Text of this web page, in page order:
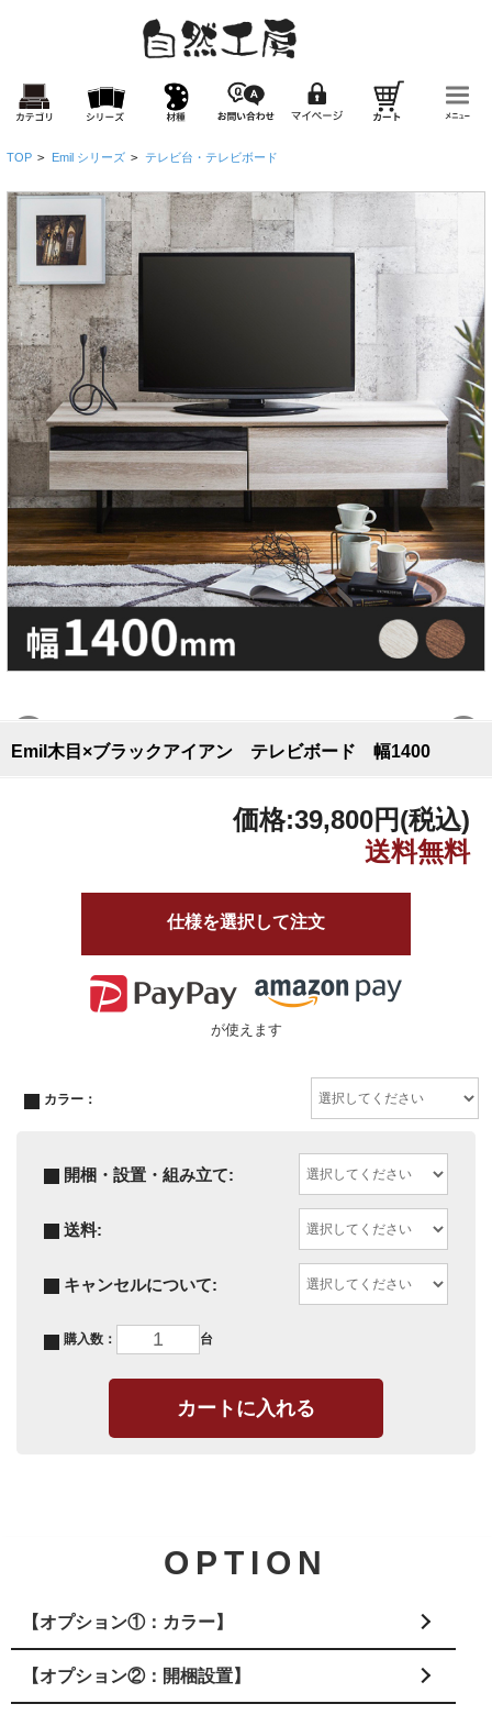
TOP > Emil シリーズ > テレビ台・テレビボード
Emil木目×ブラックアイアン テレビボード 幅1400
価格:39,800円(税込)
仕様を選択して注文
が使えます
カラー：
開梱・設置・組み立て:
送料:
キャンセルについて:
購入数： 台
OPTION
【オプション①：カラー】
【オプション②：開梱設置】